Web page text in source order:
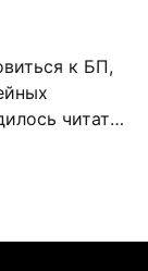
к БП,
читать
Как